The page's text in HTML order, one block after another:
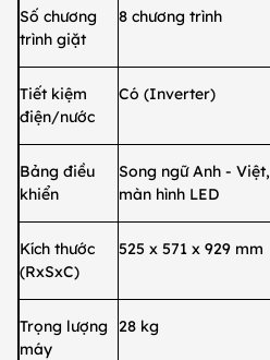
Số chương
trình giặt
8 chương trình
Tiết kiệm
điện/nước
Có (Inverter)
Bảng điều
khiển
Song ngữ Anh - Việt,
màn hình LED
Kích thước
(RxSxC)
525 x 571 x 929 mm
Trọng lượng
máy
28 kg